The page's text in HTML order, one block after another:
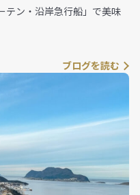
テン・沿岸急行船」で美味
ブログを読む